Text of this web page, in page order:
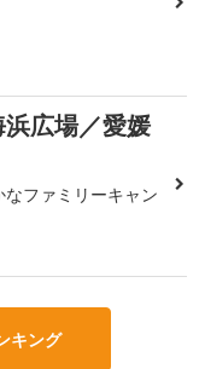
広場／愛媛
ファミリーキャン
キング